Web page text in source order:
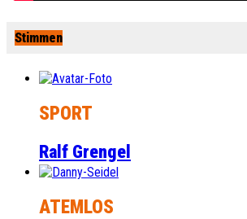
Stimmen
SPORT
Ralf Grengel
ATEMLOS